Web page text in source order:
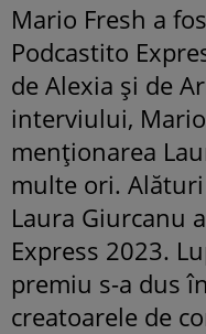
Mario Fresh a
Podcastito
de Alexia și de
interviului,
menționarea
multe ori.
Laura Giurcanu
Express 2023.
premiu s-a dus
creatoarele de